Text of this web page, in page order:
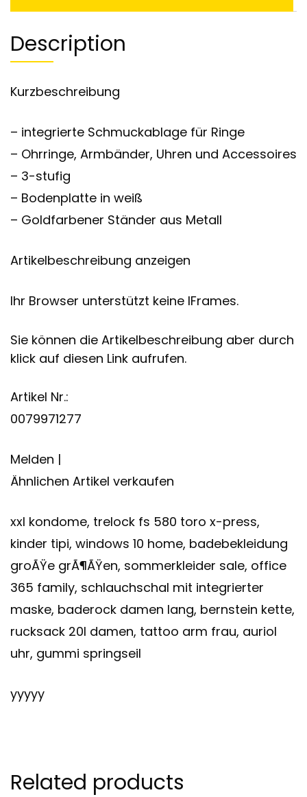
Description
Kurzbeschreibung
– integrierte Schmuckablage für Ringe
– Ohrringe, Armbänder, Uhren und Accessoires
– 3-stufig
– Bodenplatte in weiß
– Goldfarbener Ständer aus Metall
Artikelbeschreibung anzeigen
Ihr Browser unterstützt keine IFrames.
Sie können die Artikelbeschreibung aber durch
klick auf diesen Link aufrufen.
Artikel Nr.:
0079971277
Melden |
Ähnlichen Artikel verkaufen
xxl kondome, trelock fs 580 toro x-press,
kinder tipi, windows 10 home, badebekleidung
groÃŸe grÃ¶ÃŸen, sommerkleider sale, office
365 family, schlauchschal mit integrierter
maske, baderock damen lang, bernstein kette,
rucksack 20l damen, tattoo arm frau, auriol
uhr, gummi springseil
yyyyy
Related products